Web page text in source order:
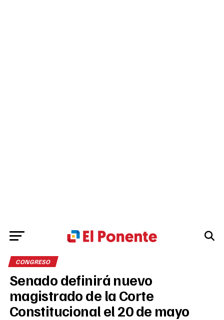
CONGRESO
Senado definirá nuevo
magistrado de la Corte
Constitucional el 20 de mayo